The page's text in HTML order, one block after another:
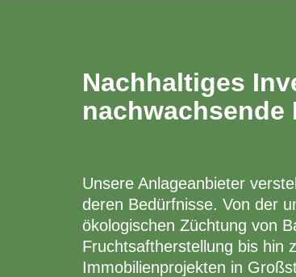
Nachhaltiges
nachwachsende
Unsere Anlageanbieter
deren Bedürfnisse. Von der
ökologischen Züchtung von
Fruchtsaftherstellung bis hin
Immobilienprojekten in